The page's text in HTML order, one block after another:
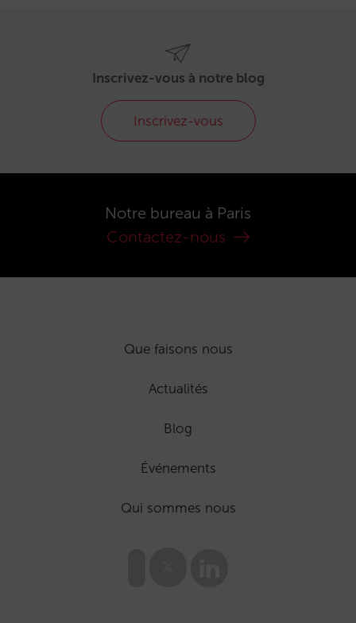
Inscrivez-vous à notre blog
Inscrivez-vous
Notre bureau à Paris
Contactez-nous
Que faisons nous
Actualités
Blog
Événements
Qui sommes nous